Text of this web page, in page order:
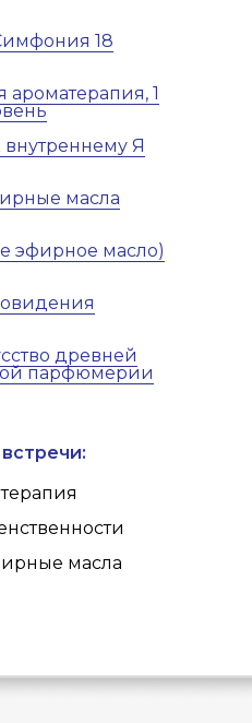
18
1
внутреннему Я
масла
эфирное масло)
древней
парфюмерии
масла